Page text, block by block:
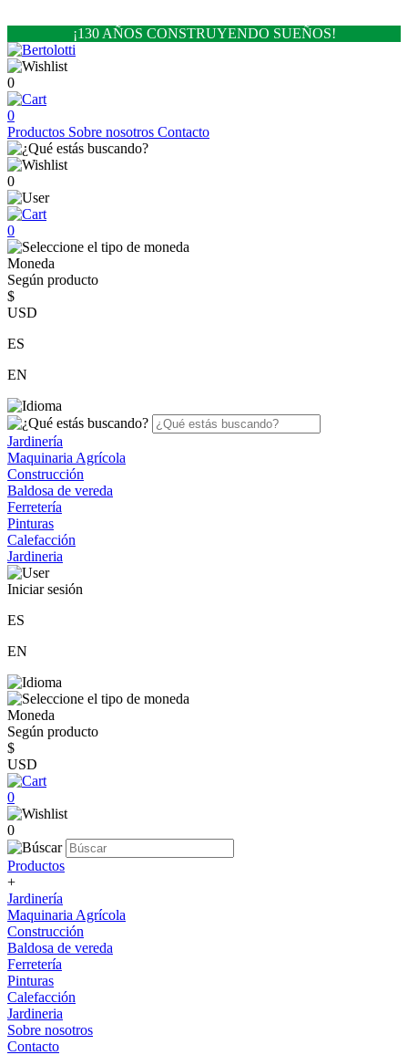
¡130 AÑOS CONSTRUYENDO SUEÑOS!
0
0
Productos Sobre nosotros Contacto
0
0
Moneda
Según producto
$
USD
ES
EN
Jardinería
Maquinaria Agrícola
Construcción
Baldosa de vereda
Ferretería
Pinturas
Calefacción
Jardineria
Iniciar sesión
ES
EN
Moneda
Según producto
$
USD
0
0
Productos
+
Jardinería
Maquinaria Agrícola
Construcción
Baldosa de vereda
Ferretería
Pinturas
Calefacción
Jardineria
Sobre nosotros
Contacto